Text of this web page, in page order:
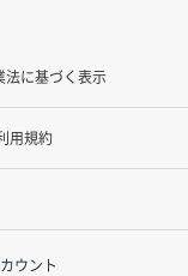
法に基づく表示
用規約
ウント